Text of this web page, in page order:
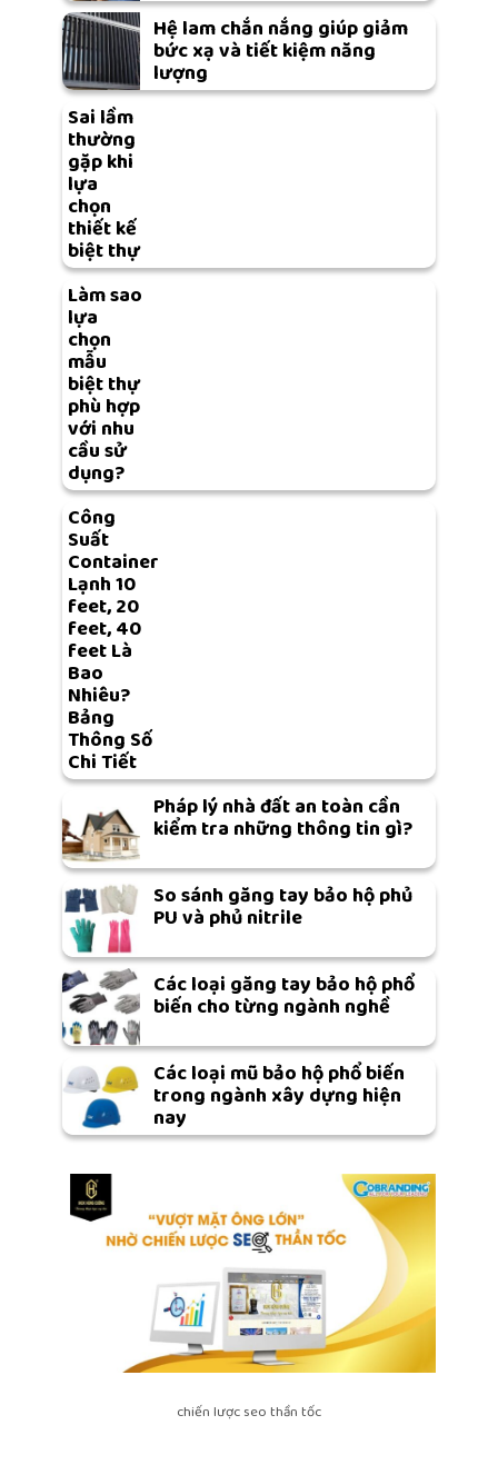
Hệ lam chắn nắng giúp giảm
bức xạ và tiết kiệm năng
lượng
Sai lầm
thường
gặp khi
lựa
chọn
thiết kế
biệt thự
Làm sao
lựa
chọn
mẫu
biệt thự
phù hợp
với nhu
cầu sử
dụng?
Công
Suất
Container
Lạnh 10
feet, 20
feet, 40
feet Là
Bao
Nhiêu?
Bảng
Thông Số
Chi Tiết
Pháp lý nhà đất an toàn cần
kiểm tra những thông tin gì?
So sánh găng tay bảo hộ phủ
PU và phủ nitrile
Các loại găng tay bảo hộ phổ
biến cho từng ngành nghề
Các loại mũ bảo hộ phổ biến
trong ngành xây dựng hiện
nay
chiến lược seo thần tốc